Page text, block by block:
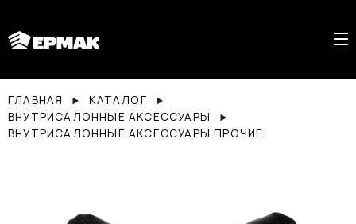
ГЛАВНАЯ
КАТАЛОГ
ВНУТРИСАЛОННЫЕ АКСЕССУАРЫ
ВНУТРИСАЛОННЫЕ АКСЕССУАРЫ ПРОЧИЕ